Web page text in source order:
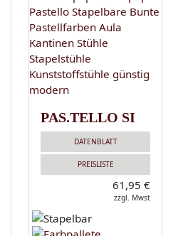
PAS.TELLO SI
DATENBLATT
PREISLISTE
61,95 €
zzgl. Mwst